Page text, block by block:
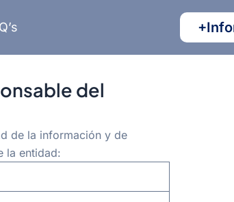
del
de la información y de
la entidad: